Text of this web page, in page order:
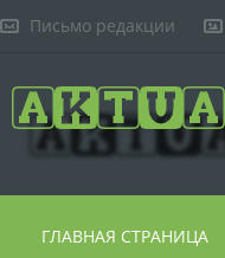
Письмо редакции
ГЛАВНАЯ СТРАНИЦА